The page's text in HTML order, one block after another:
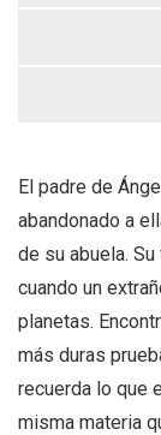
El padre de
abandonado a
de su abuela.
cuando un
planetas.
más duras
recuerda lo que
misma materia